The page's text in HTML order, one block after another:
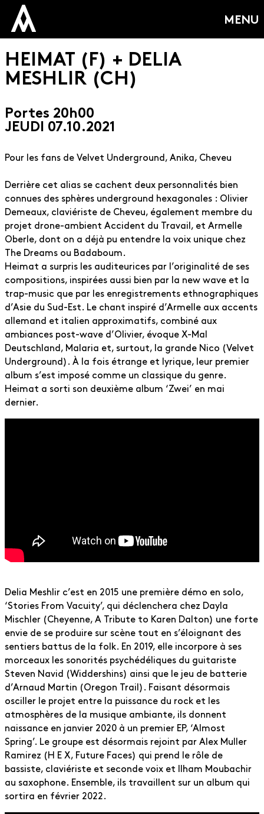
MENU
HEIMAT (F) + DELIA
MESHLIR (CH)
JEUDI 07.10.2021
Portes 20h00
Pour les fans de Velvet Underground, Anika, Cheveu
Derrière cet alias se cachent deux personnalités bien
connues des sphères underground hexagonales : Olivier
Demeaux, claviériste de Cheveu, également membre du
projet drone-ambient Accident du Travail, et Armelle
Oberle, dont on a déjà pu entendre la voix unique chez
The Dreams ou Badaboum.
Heimat a surpris les auditeurices par l’originalité de ses
compositions, inspirées aussi bien par la new wave et la
trap-music que par les enregistrements ethnographiques
d’Asie du Sud-Est. Le chant inspiré d’Armelle aux accents
allemand et italien approximatifs, combiné aux
ambiances post-wave d’Olivier, évoque X-Mal
Deutschland, Malaria et, surtout, la grande Nico (Velvet
Underground). À la fois étrange et lyrique, leur premier
album s’est imposé comme un classique du genre.
Heimat a sorti son deuxième album ‘Zwei’ en mai
dernier.
Delia Meshlir c’est en 2015 une première démo en solo,
‘Stories From Vacuity’, qui déclenchera chez Dayla
Mischler (Cheyenne, A Tribute to Karen Dalton) une forte
envie de se produire sur scène tout en s’éloignant des
sentiers battus de la folk. En 2019, elle incorpore à ses
morceaux les sonorités psychédéliques du guitariste
Steven Navid (Widdershins) ainsi que le jeu de batterie
d’Arnaud Martin (Oregon Trail). Faisant désormais
osciller le projet entre la puissance du rock et les
atmosphères de la musique ambiante, ils donnent
naissance en janvier 2020 à un premier EP, ‘Almost
Spring’. Le groupe est désormais rejoint par Alex Muller
Ramirez (H E X, Future Faces) qui prend le rôle de
bassiste, claviériste et seconde voix et Ilham Moubachir
au saxophone. Ensemble, ils travaillent sur un album qui
sortira en février 2022.